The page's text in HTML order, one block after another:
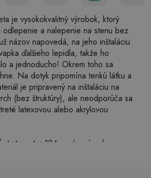
je vysokokvalitný výrobok, ktorý
odlepenie a nalepenie na stenu bez
názov napovedá, na jeho inštaláciu
ďalšieho lepidla, takže ho
a jednoducho! Okrem toho sa
Na dotyk pripomína tenkú látku a
je pripravený na inštaláciu na
(bez štruktúry), ale neodporúča sa
latexovou alebo akrylovou
124 cm (v prípade